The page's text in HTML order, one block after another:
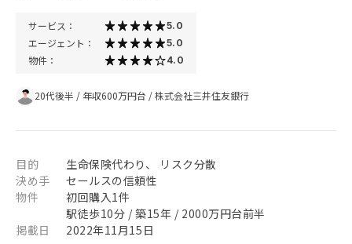
サービス： 5.0
エージェント： 5.0
物件： 4.0
20代後半 / 年収600万円台 /株式会社三井住友銀行
目的
生命保険代わり、 リスク分散
決め手
セールスの信頼性
物件
初回購入1件
駅徒歩10分 / 築15年 / 2000万円台前半
掲載日
2022年11月15日